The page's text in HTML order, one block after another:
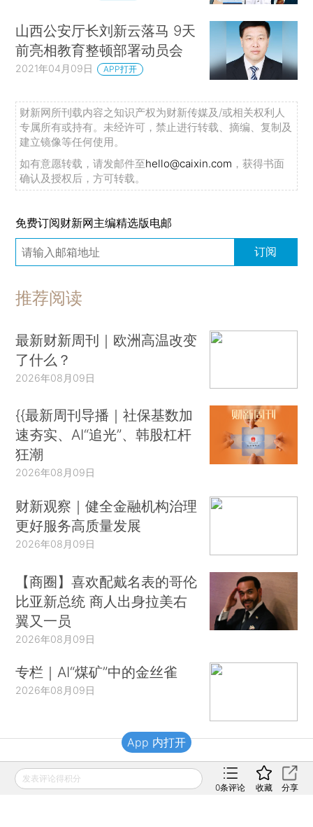
山西公安厅长刘新云落马 9天
前亮相教育整顿部署动员会
2021年04月09日 APP打开
财新网所刊载内容之知识产权为财新传媒及/或相关权利人
专属所有或持有。未经许可，禁止进行转载、摘编、复制及
建立镜像等任何使用。
如有意愿转载，请发邮件至hello@caixin.com ，获得书面
确认及授权后，方可转载。
免费订阅财新网主编精选版电邮
订阅
推荐阅读
最新财新周刊｜欧洲高温改变
了什么？
2026年08月09日
{{最新周刊导播｜社保基数加
速夯实、AI“追光”、韩股杠杆
狂潮
2026年08月09日
财新观察｜健全金融机构治理
更好服务高质量发展
2026年08月09日
【商圈】喜欢配戴名表的哥伦
比亚新总统 商人出身拉美右
翼又一员
2026年08月09日
专栏｜AI“煤矿”中的金丝雀
2026年08月09日
财新移动
发表评论得积分
0条评论 收藏 分享
App 内打开